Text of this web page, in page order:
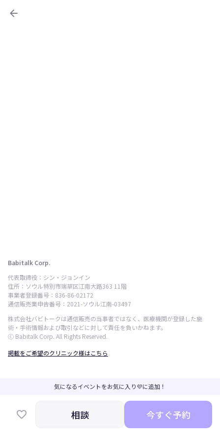
arrow_back
気になるイベントをお気に入り💜に追加！
相談 今すぐ予約
Babitalk Corp.
代表取締役：シン・ジョンイン
住所：ソウル特別市瑞草区江南大路363 11階
事業者登録番号：836-86-02172
通信販売業申告番号：2021-ソウル江南-03497
株式会社バビトークは通信販売の当事者ではなく、医療機関が登録した施
術・手術情報および取引などに対して責任を負いかねます。
ⓒ Babitalk Corp. All Rights Reserved.
掲載をご希望のクリニック様はこちら